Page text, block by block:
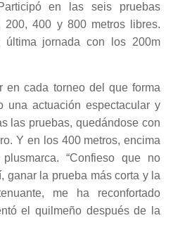
en las seis pruebas
200, 400 y 800 metros libres.
última jornada con los 200m
en cada torneo del que forma
una actuación espectacular y
las pruebas, quedándose con
Y en los 400 metros, encima
“Confieso que no
ganar la prueba más corta y la
me ha reconfortado
el quilmeño después de la